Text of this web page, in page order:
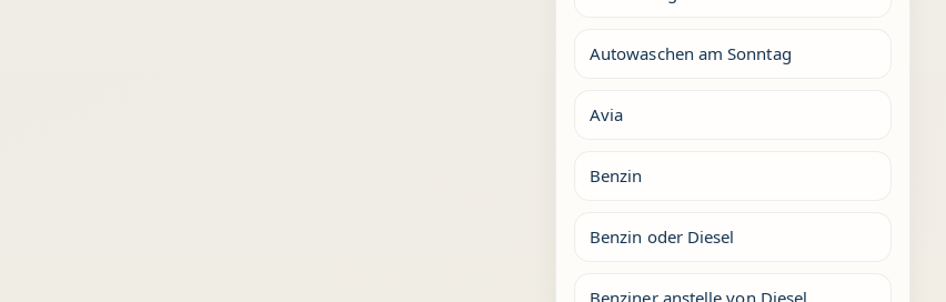
Autowaschen am Sonntag
Avia
Benzin
Benzin oder Diesel
Benziner anstelle von Diesel